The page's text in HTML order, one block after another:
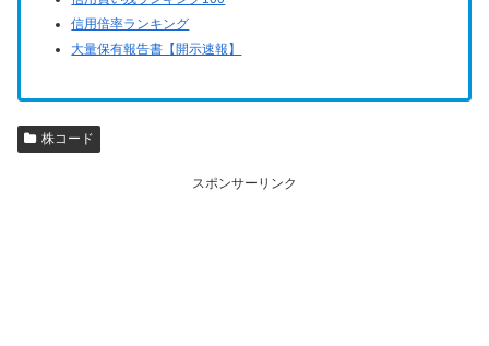
信用倍率ランキング
大量保有報告書【開示速報】
株コード
スポンサーリンク